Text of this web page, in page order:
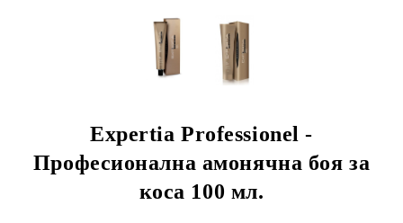
Expertia Professionel -
Професионална амонячна боя за
коса 100 мл.